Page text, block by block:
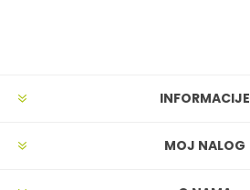
INFORMACIJE
MOJ NALOG